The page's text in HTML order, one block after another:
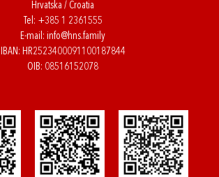
Hrvatska / Croatia
Tel: +385 1 2361555
E-mail: info@hns.family
IBAN: HR2523400091100187844
OIB: 08516152078